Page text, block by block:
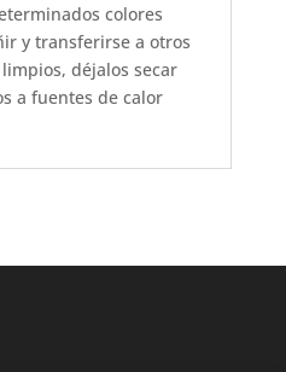
colores
y transferirse a otros
déjalos secar
a fuentes de calor